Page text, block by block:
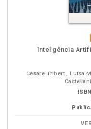
Inteligência
Cesare Triberti, Luísa